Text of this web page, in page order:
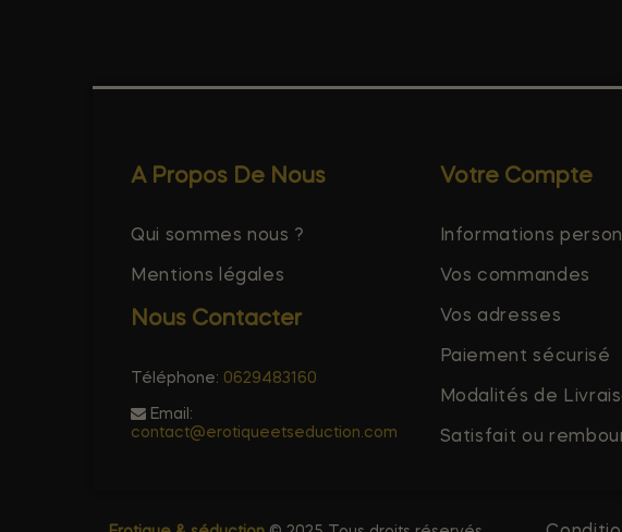
A Propos De Nous
Qui sommes nous ?
Mentions légales
Nous Contacter
Téléphone: 0629483160
Email:
contact@erotiqueetseduction.com
Votre Compte
Informations
Vos commandes
Vos adresses
Paiement sécurisé
Modalités de
Satisfait ou